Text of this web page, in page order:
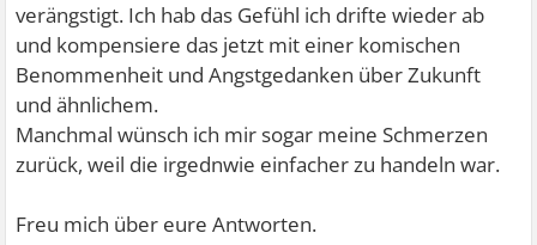
verängstigt. Ich hab das Gefühl ich drifte wieder ab
und kompensiere das jetzt mit einer komischen
Benommenheit und Angstgedanken über Zukunft
und ähnlichem.
Manchmal wünsch ich mir sogar meine Schmerzen
zurück, weil die irgednwie einfacher zu handeln war.
Freu mich über eure Antworten.